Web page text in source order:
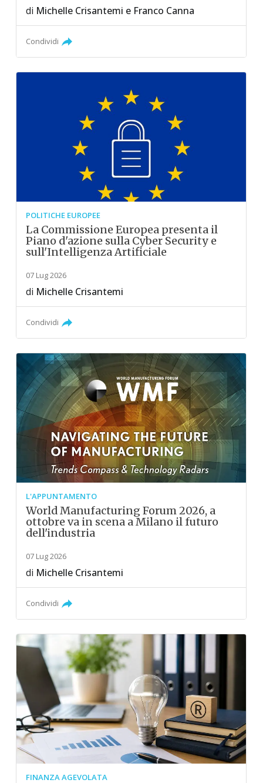
di Michelle Crisantemi e Franco Canna
Condividi
POLITICHE EUROPEE
La Commissione Europea presenta il
Piano d'azione sulla Cyber Security e
sull'Intelligenza Artificiale
07 Lug 2026
di Michelle Crisantemi
Condividi
L'APPUNTAMENTO
World Manufacturing Forum 2026, a
ottobre va in scena a Milano il futuro
dell'industria
07 Lug 2026
di Michelle Crisantemi
Condividi
FINANZA AGEVOLATA